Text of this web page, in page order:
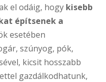
el odáig, hogy kisebb
építsenek a
esetében
szúnyog, pók,
kicsit hosszabb
gazdálkodhatunk,